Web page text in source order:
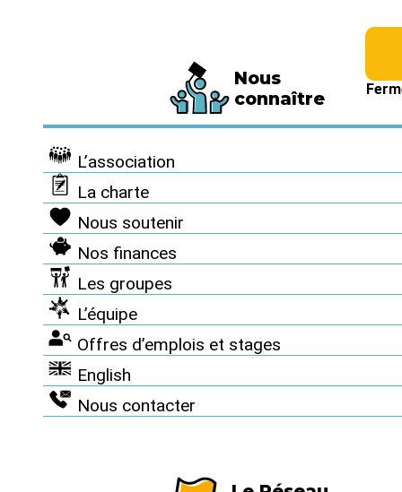
Nous
connaître
L’association
La charte
Nous soutenir
Nos finances
Les groupes
L’équipe
Offres d’emplois et stages
English
Nous contacter
Fédération de 794 associations et de 63 116 personnes
Erreur 404
Oups, cette page n'existe pas !
Peut-être bien que la recherche par mot clé ou par thème
vous aider :